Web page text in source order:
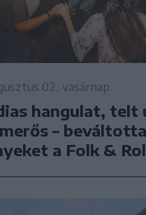
02., vasárnap
hangulat, telt
–
a Folk &